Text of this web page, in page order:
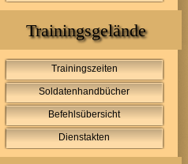
Trainingsgelände
Trainingszeiten
Soldatenhandbücher
Befehlsübersicht
Dienstakten